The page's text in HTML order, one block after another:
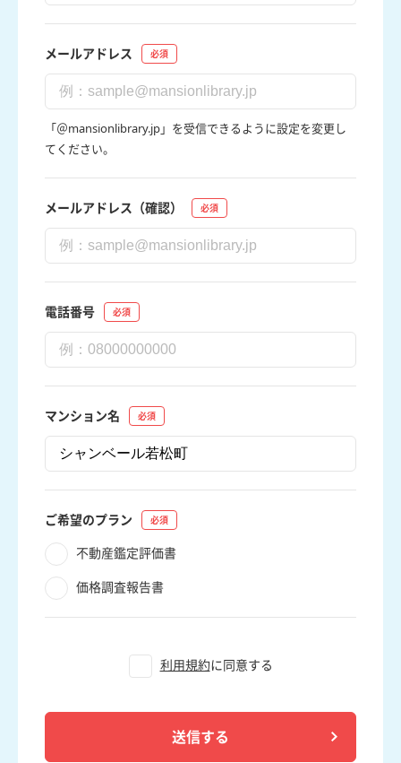
メールアドレス
「＠mansionlibrary.jp」を受信できるように設定を変更し
てください。
メールアドレス（確認）
電話番号
マンション名
ご希望のプラン
不動産鑑定評価書
価格調査報告書
利用規約に同意する
送信する